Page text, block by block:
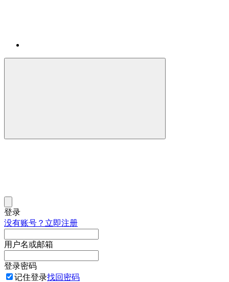
登录
没有账号？立即注册
用户名或邮箱
登录密码
记住登录找回密码